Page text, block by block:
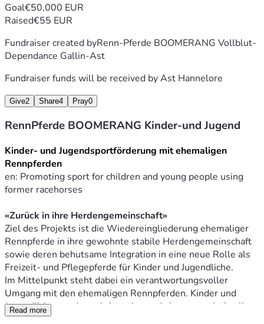
Goal€50,000 EUR
Raised€55 EUR
Fundraiser created byRenn-Pferde BOOMERANG Vollblut-
Dependance Gallin-Ast
Fundraiser funds will be received byAst Hannelore
Give2 Share4 Pray0
RennPferde BOOMERANG Kinder-und Jugend
Kinder- und Jugendsportförderung mit ehemaligen
Rennpferden
en: Promoting sport for children and young people using
former racehorses
«Zurück in ihre Herdengemeinschaft»
Ziel des Projekts ist die Wiedereingliederung ehemaliger
Rennpferde in ihre gewohnte stabile Herdengemeinschaft
sowie deren behutsame Integration in eine neue Rolle als
Freizeit- und Pflegepferde für Kinder und Jugendliche.
Im Mittelpunkt steht dabei ein verantwortungsvoller
Umgang mit den ehemaligen Rennpferden. Kinder und
Jugendliche werden schrittweise und altersgerecht in alle
Aufgaben rund um die Pflege und Versorgung der Pferde
Read more